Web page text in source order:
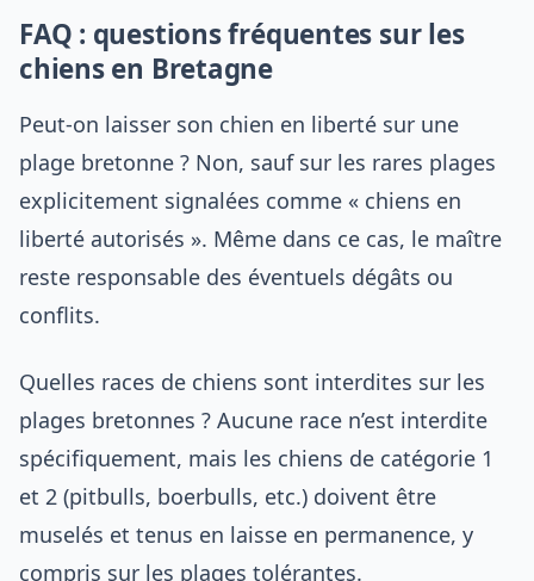
FAQ : questions fréquentes sur les
chiens en Bretagne
Peut-on laisser son chien en liberté sur une
plage bretonne ? Non, sauf sur les rares plages
explicitement signalées comme « chiens en
liberté autorisés ». Même dans ce cas, le maître
reste responsable des éventuels dégâts ou
conflits.
Quelles races de chiens sont interdites sur les
plages bretonnes ? Aucune race n’est interdite
spécifiquement, mais les chiens de catégorie 1
et 2 (pitbulls, boerbulls, etc.) doivent être
muselés et tenus en laisse en permanence, y
compris sur les plages tolérantes.